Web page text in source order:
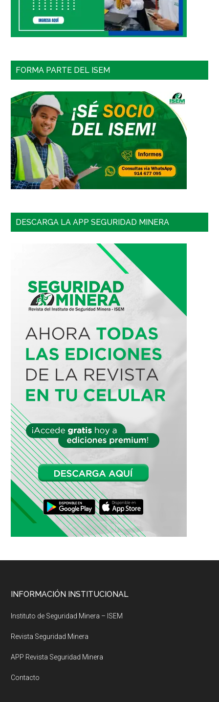
FORMA PARTE DEL ISEM
DESCARGA LA APP SEGURIDAD MINERA
Footer
INFORMACIÓN INSTITUCIONAL
Instituto de Seguridad Minera – ISEM
Revista Seguridad Minera
APP Revista Seguridad Minera
Contacto